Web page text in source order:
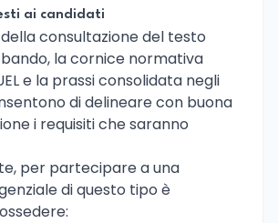
ai candidati
consultazione del testo
la cornice normativa
e la prassi consolidata negli
di delineare con buona
i requisiti che saranno
per partecipare a una
di questo tipo è